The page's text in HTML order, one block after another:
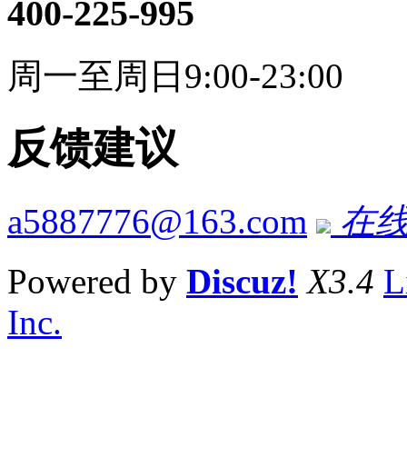
400-225-995
周一至周日9:00-23:00
反馈建议
a5887776@163.com
在
Powered by Discuz! X3.4
Inc.